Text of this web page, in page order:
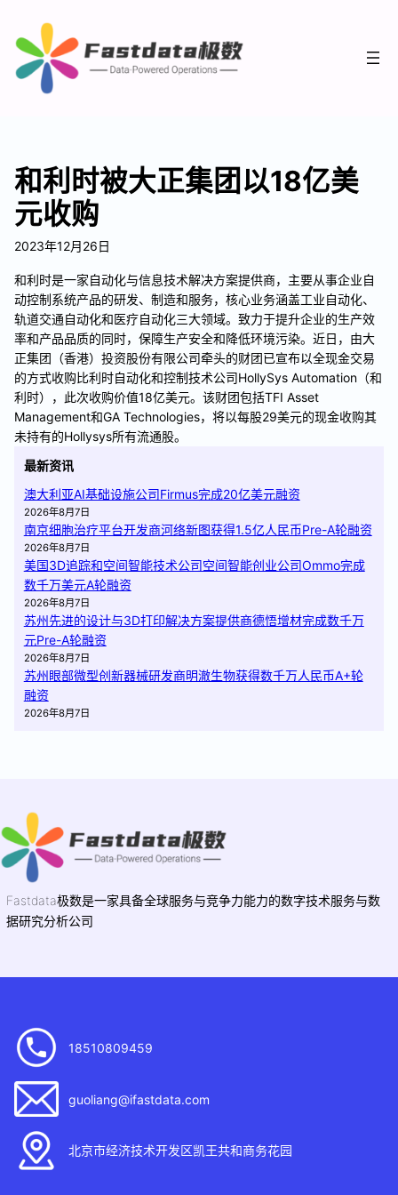
和利时被大正集团以18亿美
元收购
2023年12月26日
和利时是一家自动化与信息技术解决方案提供商，主要从事企业自
动控制系统产品的研发、制造和服务，核心业务涵盖工业自动化、
轨道交通自动化和医疗自动化三大领域。致力于提升企业的生产效
率和产品品质的同时，保障生产安全和降低环境污染。近日，由大
正集团（香港）投资股份有限公司牵头的财团已宣布以全现金交易
的方式收购比利时自动化和控制技术公司HollySys Automation（和
利时），此次收购价值18亿美元。该财团包括TFI Asset
Management和GA Technologies，将以每股29美元的现金收购其
未持有的Hollysys所有流通股。
最新资讯
澳大利亚AI基础设施公司Firmus完成20亿美元融资
2026年8月7日
南京细胞治疗平台开发商河络新图获得1.5亿人民币Pre-A轮融资
2026年8月7日
美国3D追踪和空间智能技术公司空间智能创业公司Ommo完成
数千万美元A轮融资
2026年8月7日
苏州先进的设计与3D打印解决方案提供商德悟增材完成数千万
元Pre-A轮融资
2026年8月7日
苏州眼部微型创新器械研发商明澈生物获得数千万人民币A+轮
融资
2026年8月7日
Fastdata极数是一家具备全球服务与竞争力能力的数字技术服务与数
据研究分析公司
18510809459
guoliang@ifastdata.com
北京市经济技术开发区凯王共和商务花园